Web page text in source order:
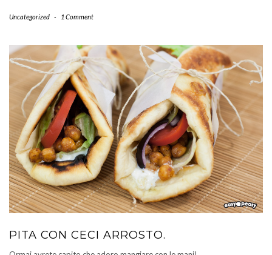
Uncategorized - 1 Comment
PITA CON CECI ARROSTO.